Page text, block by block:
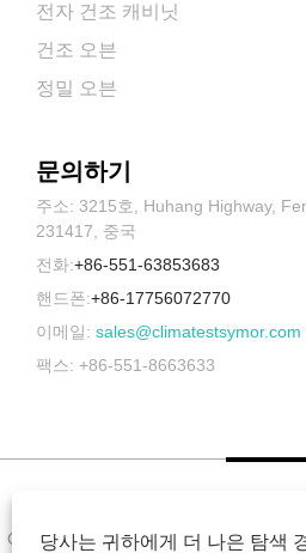
전자 건조 캐비닛
건조 오븐
정밀 오븐
문의하기
주소: 3215호, Huhang Highway,
231417, 중국
전화:+86-551-63853683
핸드폰:+86-17756072770
이메일: sales@climatestsymor.com
팩스: +86-551-8663633
Copyright © 2022 Symor Instrument
당사는 귀하에게 더 나은 탐색